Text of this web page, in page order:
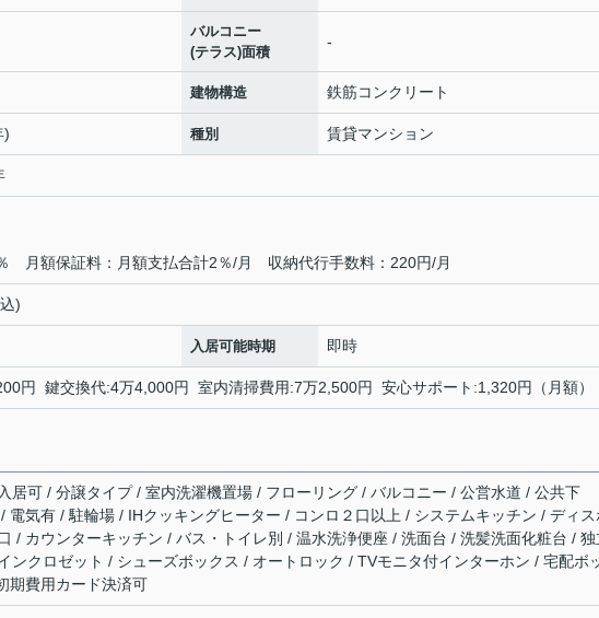
バルコニー
(テラス)面積
-
建物構造 鉄筋コンクリート
) 種別 賃貸マンション
月額保証料：月額支払合計2％/月 収納代行手数料：220円/月
)
入居可能時期 即時
円 鍵交換代:4万4,000円 室内清掃費用:7万2,500円 安心サポート:1,320円（月額）
居可 / 分譲タイプ / 室内洗濯機置場 / フローリング / バルコニー / 公営水道 / 公共下
電気有 / 駐輪場 / IHクッキングヒーター / コンロ２口以上 / システムキッチン / ディス
/ カウンターキッチン / バス・トイレ別 / 温水洗浄便座 / 洗面台 / 洗髪洗面化粧台 / 独
ンクロゼット / シューズボックス / オートロック / TVモニタ付インターホン / 宅配ボ
期費用カード決済可